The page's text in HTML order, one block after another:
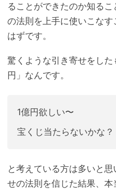
ることができたのか知る
の法則を上手に使いこな
はずです。
驚くような引き寄せをし
円」なんです。
1億円欲しい〜
宝くじ当たらないかな？
と考えている方は多いと
せの法則を信じた結果、本